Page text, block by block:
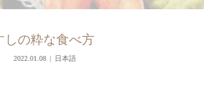
しの粋な食べ方
2022.01.08 日本語